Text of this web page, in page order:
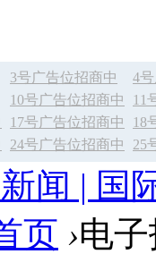
3号广告位招商中
4
10号广告位招商中
11
17号广告位招商中
18
24号广告位招商中 25
闻 | 国
页 ›电